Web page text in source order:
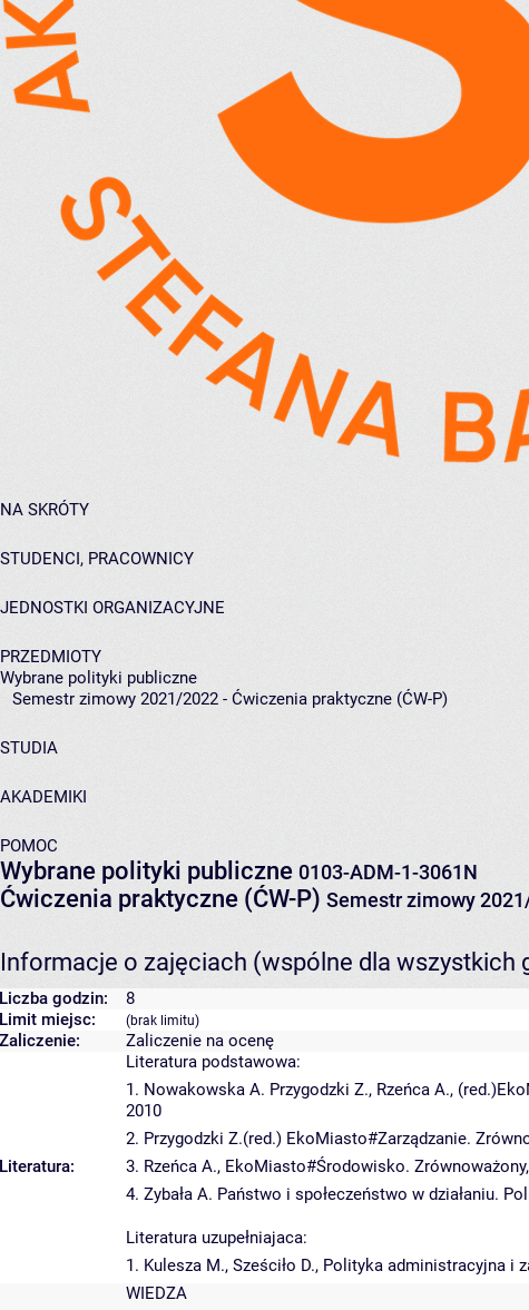
NA SKRÓTY
STUDENCI, PRACOWNICY
JEDNOSTKI ORGANIZACYJNE
PRZEDMIOTY
Wybrane polityki publiczne
Semestr zimowy 2021/2022 - Ćwiczenia praktyczne (ĆW-P)
STUDIA
AKADEMIKI
POMOC
Wybrane polityki publiczne 0103-ADM-1-3061N
Ćwiczenia praktyczne (ĆW-P) Semestr zimowy
Informacje o zajęciach (wspólne dla wszystkich
Liczba godzin:
8
Limit miejsc:
(brak limitu)
Zaliczenie: Zaliczenie na ocenę
Literatura:
Literatura podstawowa:
1. Nowakowska A. Przygodzki Z., Rzeńca A.,
2010
2. Przygodzki Z.(red.) EkoMiasto#Zarządzanie.
3. Rzeńca A., EkoMiasto#Środowisko.
4. Zybała A. Państwo i społeczeństwo w działaniu.
Literatura uzupełniajaca:
1. Kulesza M., Sześciło D., Polityka administracyjna i
WIEDZA